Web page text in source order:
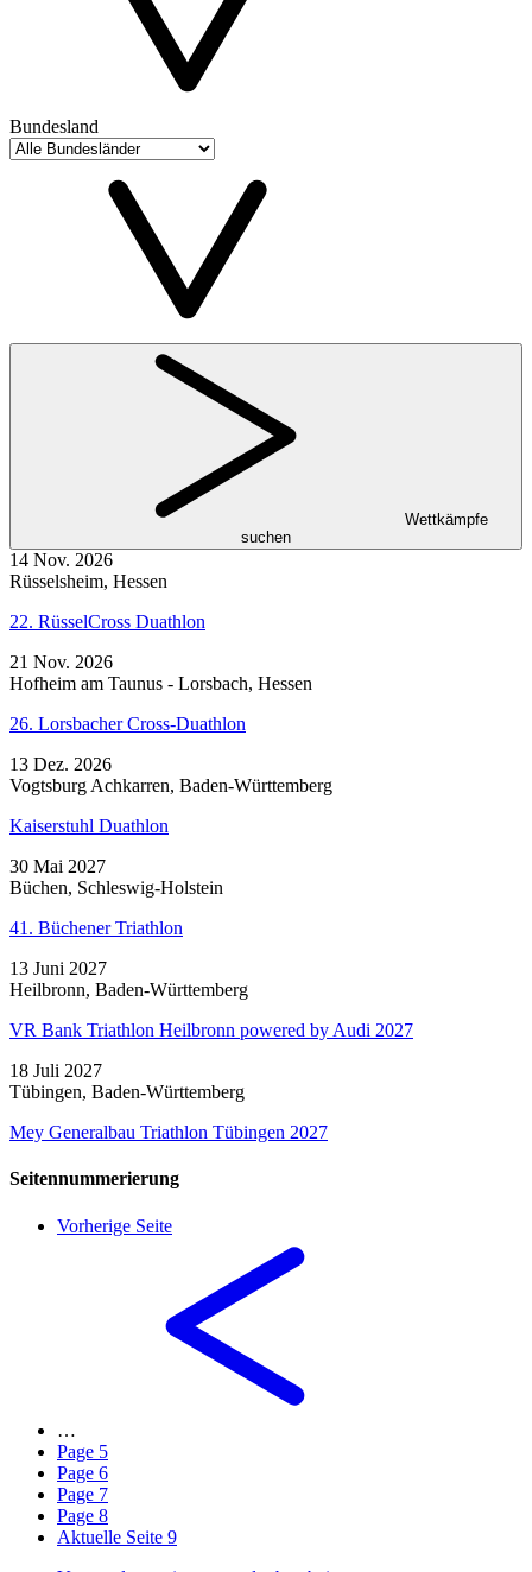
Bundesland
suchen
14 Nov. 2026
Rüsselsheim, Hessen
22. RüsselCross Duathlon
21 Nov. 2026
Hofheim am Taunus - Lorsbach, Hessen
26. Lorsbacher Cross-Duathlon
13 Dez. 2026
Vogtsburg Achkarren, Baden-Württemberg
Kaiserstuhl Duathlon
30 Mai 2027
Büchen, Schleswig-Holstein
41. Büchener Triathlon
13 Juni 2027
Heilbronn, Baden-Württemberg
VR Bank Triathlon Heilbronn powered by Audi 2027
18 Juli 2027
Tübingen, Baden-Württemberg
Mey Generalbau Triathlon Tübingen 2027
Seitennummerierung
Vorherige Seite
…
Page 5
Page 6
Page 7
Page 8
Aktuelle Seite 9